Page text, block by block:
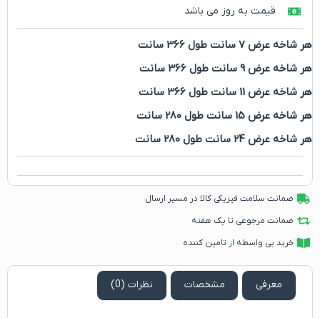
قیمت به روز می باشد
هر شاخه عرض 7 سانت طول 366 سانت
هر شاخه عرض 9 سانت طول 366 سانت
هر شاخه عرض 11 سانت طول 366 سانت
هر شاخه عرض 15 سانت طول 280 سانت
هر شاخه عرض 24 سانت طول 280 سانت
ضمانت سلامت فیزیکی کالا در مسیر ارسال
ضمانت مرجوعی تا یک هفته
خرید بی واسطه از تامین کننده
معرفی مشخصات نظرات (0)